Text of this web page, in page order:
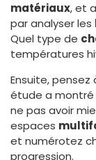
matériaux, et
par analyser les
Quel type de
températures
Ensuite, pensez
étude a montré
ne pas avoir
espaces
et numérotez
progression.